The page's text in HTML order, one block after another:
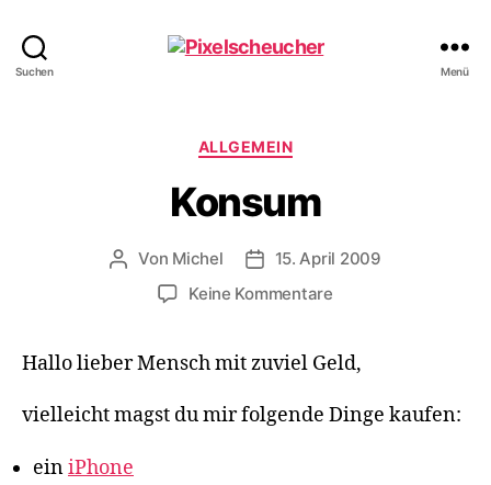
Suchen Menü
Kategorien
ALLGEMEIN
Konsum
Beitragsautor
Von Michel Veröffentlichungsdatum
15. April 2009
Keine Kommentarezu
Hallo lieber Mensch mit zuviel Geld,
vielleicht magst du mir folgende Dinge kaufen:
einiPhone